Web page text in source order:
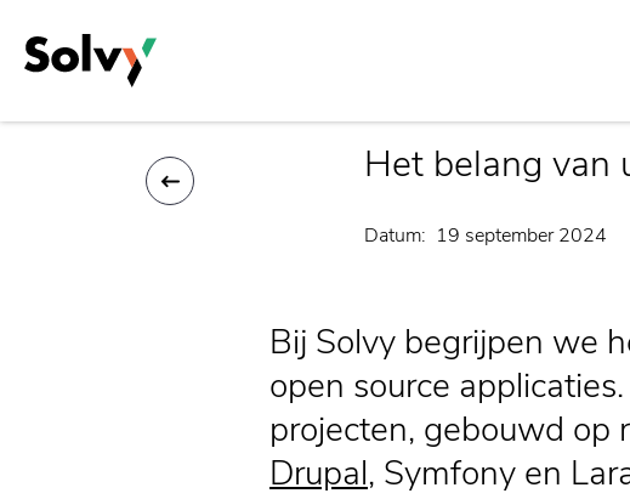
naar
inhoud
Kruimelpad
Home Artikelen
Het belang van
Datum 19 september 2024
Bij Solvy begrijpen we
open source
projecten, gebouwd op
Drupal, Symfony en